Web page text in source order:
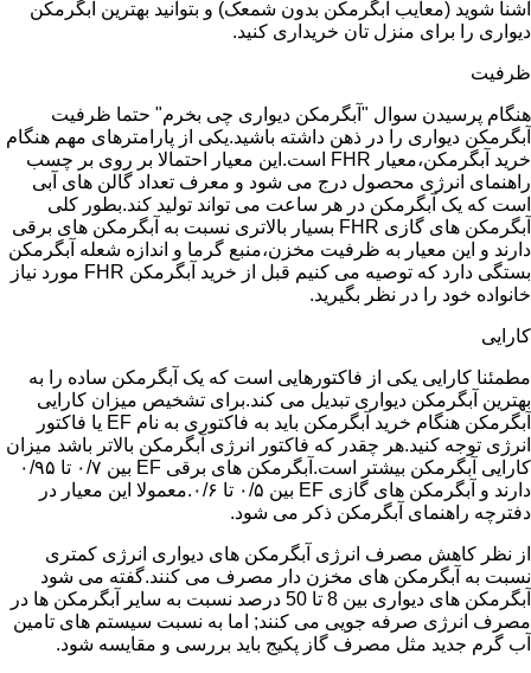
آشنا شوید (معایب ابگرمکن بدون شمعک) و بتوانید بهترین آبگرمکن
دیواری را برای منزل تان خریداری کنید.
ظرفیت
هنگام پرسیدن سوال "آبگرمکن دیواری چی بخرم" حتما ظرفیت
آبگرمکن دیواری را در ذهن داشته باشید.یکی از پارامترهای مهم هنگام
خرید آبگرمکن،معیار FHR است.این معیار احتمالا بر روی بر چسب
راهنمای انرژی محصول درج می شود و معرف تعداد گالن های آبی
است که یک آبگرمکن در هر ساعت می تواند تولید کند.بطور کلی
آبگرمکن های گازی FHR بسیار بالاتری نسبت به آبگرمکن های برقی
دارند و این معیار به ظرفیت مخزن،منبع گرما و اندازه شعله آبگرمکن
بستگی دارد که توصیه می کنیم قبل از خرید آبگرمکن FHR مورد نیاز
خانواده خود را در نظر بگیرید.
کارایی
مطمئنا کارایی یکی از فاکتورهایی است که یک آبگرمکن ساده را به
بهترین آبگرمکن دیواری تبدیل می کند.برای تشخیص میزان کارایی
آبگرمکن هنگام خرید آبگرمکن باید به فاکتوری به نام EF یا فاکتور
انرژی توجه کنید.هر چقدر که فاکتور انرژی آبگرمکن بالاتر باشد میزان
کارایی آبگرمکن بیشتر است.آبگرمکن های برقی EF بین ۰/۷ تا ۰/۹۵
دارند و آبگرمکن های گازی EF بین ۰/۵ تا ۰/۶.معمولا این معیار در
دفترچه راهنمای آبگرمکن ذکر می شود.
از نظر کاهش مصرف انرژی آبگرمکن های دیواری انرژی کمتری
نسبت به آبگرمکن های مخزن دار مصرف می کنند.گفته می شود
آبگرمکن های دیواری بین 8 تا 50 درصد نسبت به سایر آبگرمکن ها در
مصرف انرژی صرفه جویی می کنند; اما به نسبت سیستم های تامین
آب گرم جدید مثل مصرف گاز پکیج باید بررسی و مقایسه شود.